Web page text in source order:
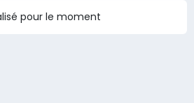
pour le moment